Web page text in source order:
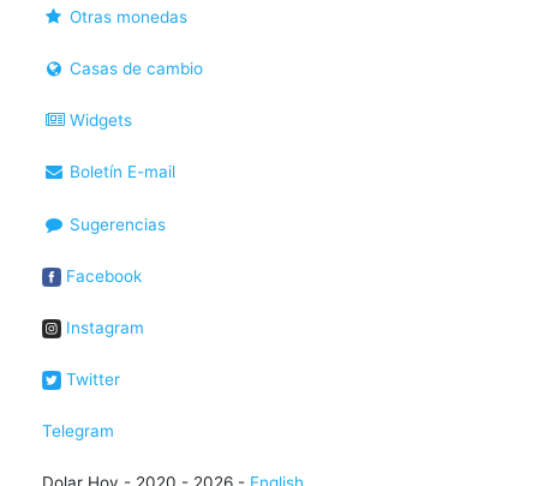
Otras monedas
Casas de cambio
Widgets
Boletín E-mail
Sugerencias
Facebook
Instagram
Twitter
Telegram